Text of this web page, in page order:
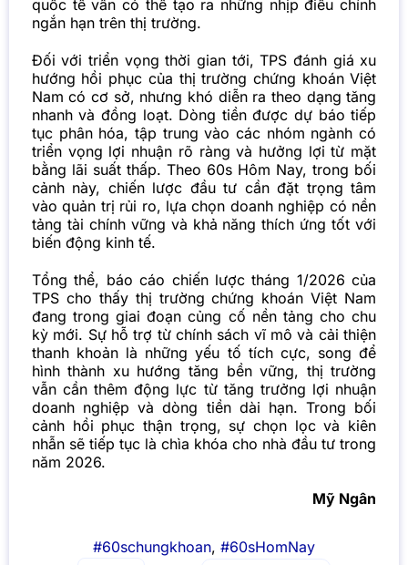
quốc tế vẫn có thể tạo ra những nhịp điều chỉnh
ngắn hạn trên thị trường.
Đối với triển vọng thời gian tới, TPS đánh giá xu
hướng hồi phục của thị trường chứng khoán Việt
Nam có cơ sở, nhưng khó diễn ra theo dạng tăng
nhanh và đồng loạt. Dòng tiền được dự báo tiếp
tục phân hóa, tập trung vào các nhóm ngành có
triển vọng lợi nhuận rõ ràng và hưởng lợi từ mặt
bằng lãi suất thấp. Theo 60s Hôm Nay, trong bối
cảnh này, chiến lược đầu tư cần đặt trọng tâm
vào quản trị rủi ro, lựa chọn doanh nghiệp có nền
tảng tài chính vững và khả năng thích ứng tốt với
biến động kinh tế.
Tổng thể, báo cáo chiến lược tháng 1/2026 của
TPS cho thấy thị trường chứng khoán Việt Nam
đang trong giai đoạn củng cố nền tảng cho chu
kỳ mới. Sự hỗ trợ từ chính sách vĩ mô và cải thiện
thanh khoản là những yếu tố tích cực, song để
hình thành xu hướng tăng bền vững, thị trường
vẫn cần thêm động lực từ tăng trưởng lợi nhuận
doanh nghiệp và dòng tiền dài hạn. Trong bối
cảnh hồi phục thận trọng, sự chọn lọc và kiên
nhẫn sẽ tiếp tục là chìa khóa cho nhà đầu tư trong
năm 2026.
Mỹ Ngân
#60schungkhoan, #60sHomNay